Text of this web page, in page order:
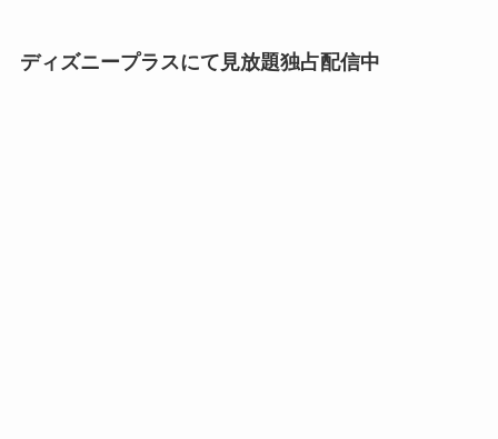
ディズニープラスにて見放題独占配信中